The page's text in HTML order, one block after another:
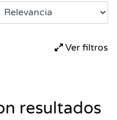
Ver filtros
resultados